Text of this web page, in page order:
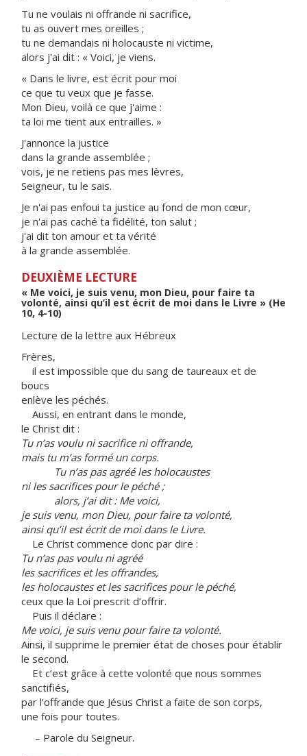
Tu ne voulais ni offrande ni sacrifice,
tu as ouvert mes oreilles ;
tu ne demandais ni holocauste ni victime,
alors j'ai dit : « Voici, je viens.
« Dans le livre, est écrit pour moi
ce que tu veux que je fasse.
Mon Dieu, voilà ce que j'aime :
ta loi me tient aux entrailles. »
J'annonce la justice
dans la grande assemblée ;
vois, je ne retiens pas mes lèvres,
Seigneur, tu le sais.
Je n'ai pas enfoui ta justice au fond de mon cœur,
je n'ai pas caché ta fidélité, ton salut ;
j'ai dit ton amour et ta vérité
à la grande assemblée.
DEUXIÈME LECTURE
« Me voici, je suis venu, mon Dieu, pour faire ta
volonté, ainsi qu’il est écrit de moi dans le Livre » (He
10, 4-10)
Lecture de la lettre aux Hébreux
Frères,
il est impossible que du sang de taureaux et de
boucs
enlève les péchés.
Aussi, en entrant dans le monde,
le Christ dit :
Tu n’as voulu ni sacrifice ni offrande,
mais tu m’as formé un corps.
Tu n’as pas agréé les holocaustes
ni les sacrifices pour le péché ;
alors, j’ai dit : Me voici,
je suis venu, mon Dieu, pour faire ta volonté,
ainsi qu’il est écrit de moi dans le Livre.
Le Christ commence donc par dire :
Tu n’as pas voulu ni agréé
les sacrifices et les offrandes,
les holocaustes et les sacrifices pour le péché,
ceux que la Loi prescrit d’offrir.
Puis il déclare :
Me voici, je suis venu pour faire ta volonté.
Ainsi, il supprime le premier état de choses pour établir
le second.
Et c’est grâce à cette volonté que nous sommes
sanctifiés,
par l’offrande que Jésus Christ a faite de son corps,
une fois pour toutes.
– Parole du Seigneur.